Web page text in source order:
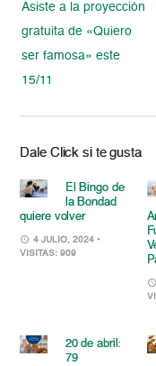
Asiste a la proyección
gratuita de «Quiero
ser famosa» este
15/11
Dale Click si te gusta
El Bingo de
la Bondad
quiere volver
4 JULIO, 2024 •
VISITAS: 909
20 de abril:
79